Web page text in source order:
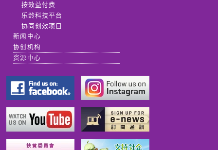
按效益付费
乐龄科技平台
协同创效项目
新闻中心
协创机构
资源中心